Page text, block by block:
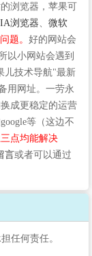
浏览器，苹果可
浏览器
微软
题。 好的网站会
以小网站会遇到
儿技术导航"最新
用网址。一劳永
成更稳定的运营
等（这边不
点均能解决
言或者可以通过
任何责任。